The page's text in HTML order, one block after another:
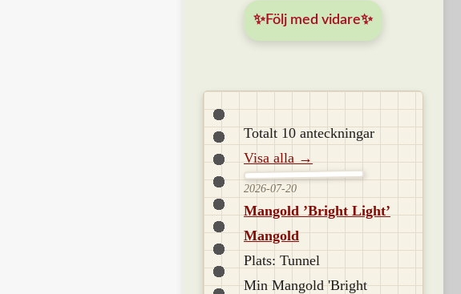
✨Följ med vidare✨
Totalt 10 anteckningar
Visa alla →
2026-07-20
Mangold ’Bright Light’
Mangold
Plats: Tunnel
Min Mangold 'Bright